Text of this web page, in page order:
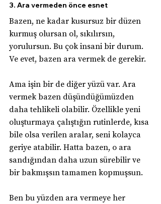
3. Ara vermeden önce esnet
Bazen, ne kadar kusursuz bir düzen
kurmuş olursan ol, sıkılırsın,
yorulursun. Bu çok insani bir durum.
Ve evet, bazen ara vermek de gerekir.
Ama işin bir de diğer yüzü var. Ara
vermek bazen düşündüğümüzden
daha tehlikeli olabilir. Özellikle yeni
oluşturmaya çalıştığın rutinlerde, kısa
bile olsa verilen aralar, seni kolayca
geriye atabilir. Hatta bazen, o ara
sandığından daha uzun sürebilir ve
bir bakmışsın tamamen kopmuşsun.
Ben bu yüzden ara vermeye her